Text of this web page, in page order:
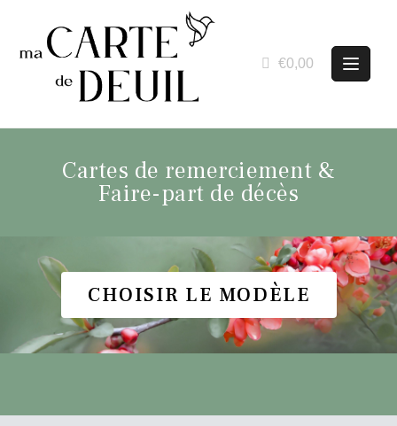
€0,00
Cartes de remerciement &
Faire-part de décès
CHOISIR LE MODÈLE